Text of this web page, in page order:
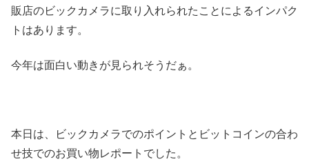
販店のビックカメラに取り入れられたことによるインパク
トはあります。
今年は面白い動きが見られそうだぁ。
本日は、ビックカメラでのポイントとビットコインの合わ
せ技でのお買い物レポートでした。